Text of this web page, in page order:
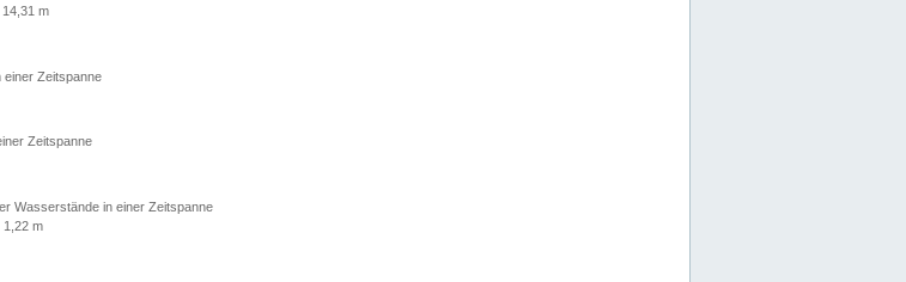
m
einer Zeitspanne
Zeitspanne
Wasserstände in einer Zeitspanne
1,22 m